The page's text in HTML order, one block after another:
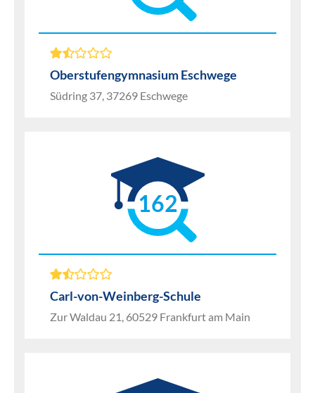
Oberstufengymnasium Eschwege
Südring 37, 37269 Eschwege
162
Carl-von-Weinberg-Schule
Zur Waldau 21, 60529 Frankfurt am Main